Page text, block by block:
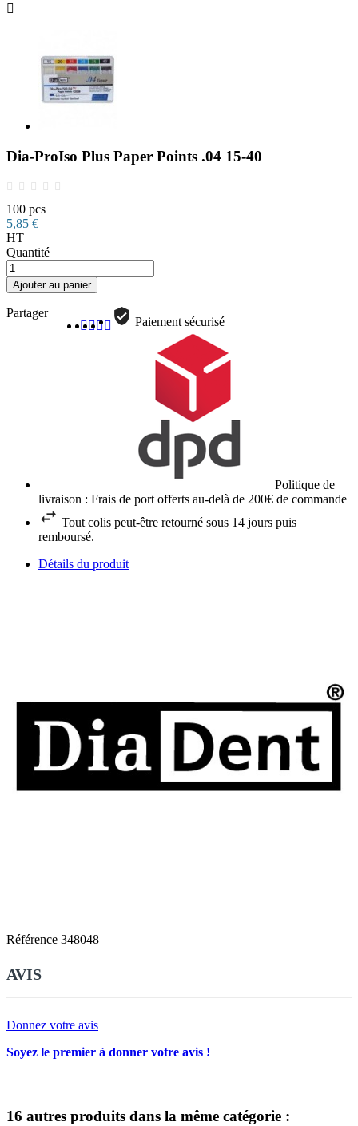

Dia-ProIso Plus Paper Points .04 15-40
100 pcs
5,85 €
HT
Quantité
Ajouter au panier
Partager
Paiement sécurisé
Politique de
livraison : Frais de port offerts au-delà de 200€ de commande
Tout colis peut-être retourné sous 14 jours puis
remboursé.
Détails du produit
Référence 348048
AVIS
Donnez votre avis
Soyez le premier à donner votre avis !
16 autres produits dans la même catégorie :